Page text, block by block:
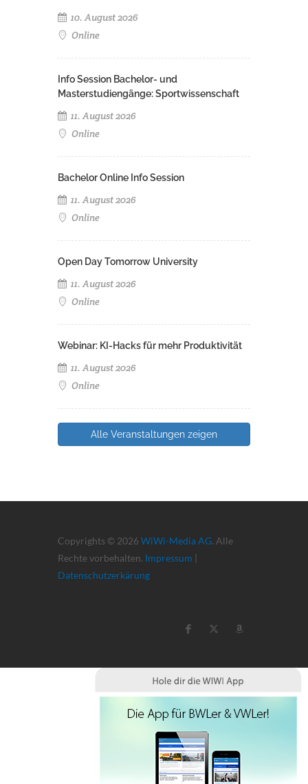
10. August 2026
Online
Info Session Bachelor- und
Masterstudiengänge: Sportwissenschaft
11. August 2026
Online
Bachelor Online Info Session
11. August 2026
Online
Open Day Tomorrow University
11. August 2026
Online
Webinar: KI-Hacks für mehr Produktivität
11. August 2026
Online
Alle Veranstaltungen zeigen
Copyrights © 2026 WiWi-Media AG. Alle
Rechte vorbehalten. Impressum |
Datenschutzerkärung